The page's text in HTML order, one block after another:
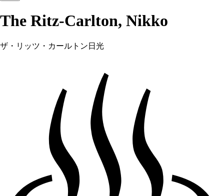
The Ritz-Carlton, Nikko
ザ・リッツ・カールトン日光